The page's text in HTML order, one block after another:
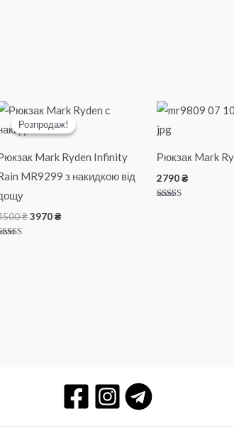
Розпродаж!
Розпродаж!
Mark Ryden Infinity
MR9299 з накидкою від
₴Оригінальна
3970₴Поточна
Рюкзак Mark
2790₴